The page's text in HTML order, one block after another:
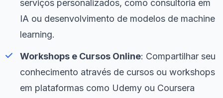
serviços personalizados, como consultoria em
IA ou desenvolvimento de modelos de machine
learning.
Workshops e Cursos Online: Compartilhar seu
conhecimento através de cursos ou workshops
em plataformas como Udemy ou Coursera